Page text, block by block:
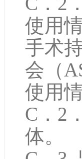
使用
手术
会（
使用
C．2
体。